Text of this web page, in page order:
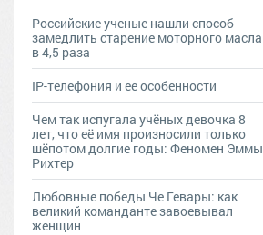
Российские ученые нашли способ
замедлить старение моторного масла
в 4,5 раза
IP-телефония и ее особенности
Чем так испугала учёных девочка 8
лет, что её имя произносили только
шёпотом долгие годы: Феномен Эммы
Рихтер
Любовные победы Че Гевары: как
великий команданте завоевывал
женщин